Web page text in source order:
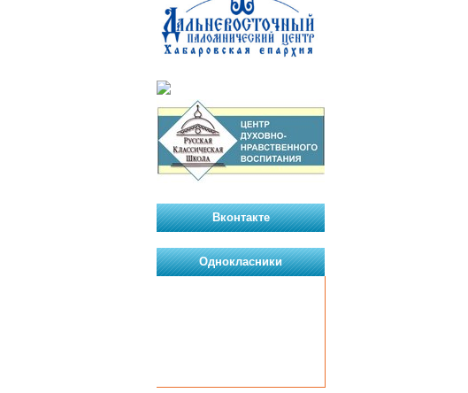
Вконтакте
Однокласники